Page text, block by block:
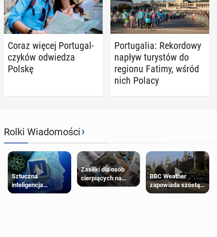
Coraz więcej Por­tu­gal­
czy­ków od­wie­dza
Polskę
Por­tu­ga­lia: Re­kor­do­wy
napływ tu­ry­stów do
regionu Fatimy, wśród
nich Polacy
Rolki Wiadomości›
Sztuczna
inteligencja
próbowała oszukać
Zasiłki dla osób
cierpiących na
schorzenia
BBC Weather
zapowiada szóstą
falę upałów w